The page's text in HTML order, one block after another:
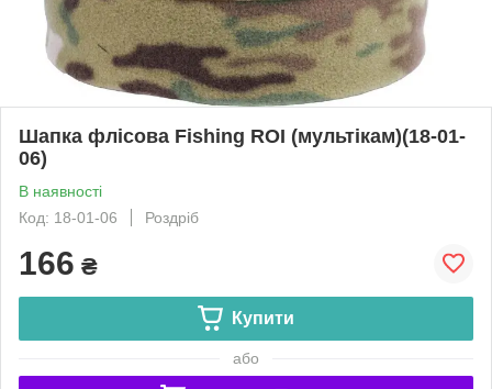
Шапка флісова Fishing ROI (мультікам)(18-01-
06)
В наявності
Код: 18-01-06
Роздріб
166 ₴
Купити
або